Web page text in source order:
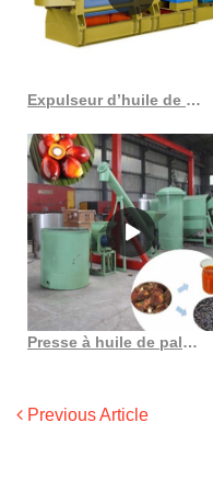
Expulseur d’huile de palmiste 10 ~ 20 tpd de bonne qualité au Gabon
Presse à huile de palme automatique, machine d’extraction d’huile de fruit de palme
Previous Article